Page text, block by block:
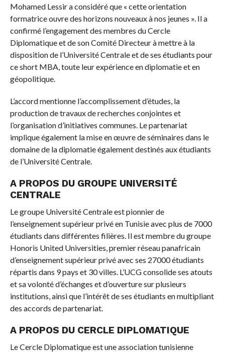
Mohamed Lessir a considéré que « cette orientation
formatrice ouvre des horizons nouveaux à nos jeunes ». Il a
confirmé l’engagement des membres du Cercle
Diplomatique et de son Comité Directeur à mettre à la
disposition de l’Université Centrale et de ses étudiants pour
ce short MBA, toute leur expérience en diplomatie et en
géopolitique.
L’accord mentionne l’accomplissement d’études, la
production de travaux de recherches conjointes et
l’organisation d’initiatives communes. Le partenariat
implique également la mise en œuvre de séminaires dans le
domaine de la diplomatie également destinés aux étudiants
de l’Université Centrale.
A PROPOS DU GROUPE UNIVERSITÉ
CENTRALE
Le groupe Université Centrale est pionnier de
l’enseignement supérieur privé en Tunisie avec plus de 7000
étudiants dans différentes filières. Il est membre du groupe
Honoris United Universities, premier réseau panafricain
d’enseignement supérieur privé avec ses 27000 étudiants
répartis dans 9 pays et 30 villes. L’UCG consolide ses atouts
et sa volonté d’échanges et d’ouverture sur plusieurs
institutions, ainsi que l’intérêt de ses étudiants en multipliant
des accords de partenariat.
A PROPOS DU CERCLE DIPLOMATIQUE
Le Cercle Diplomatique est une association tunisienne